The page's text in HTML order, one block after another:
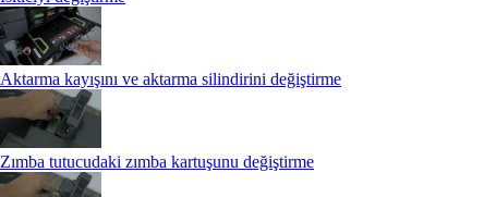
Aktarma kayışını ve aktarma silindirini değiştirme
Zımba tutucudaki zımba kartuşunu değiştirme